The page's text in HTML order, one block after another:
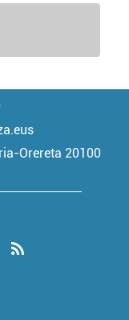
Orereta 20100